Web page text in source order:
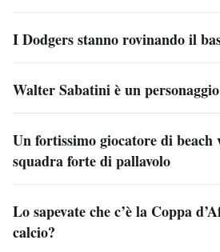
I Dodgers stanno rovinando il
Walter Sabatini è un
Un fortissimo giocatore di beach
squadra forte di pallavolo
Lo sapevate che c’è la Coppa
calcio?